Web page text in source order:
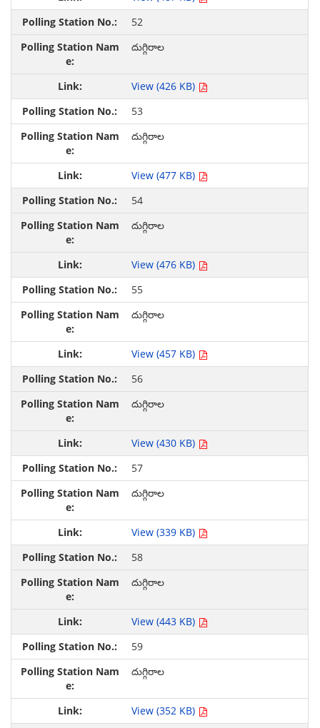
52
దుగ్గిరాల
View (426 KB)
53
దుగ్గిరాల
View (477 KB)
54
దుగ్గిరాల
View (476 KB)
55
దుగ్గిరాల
View (457 KB)
56
దుగ్గిరాల
View (430 KB)
57
దుగ్గిరాల
View (339 KB)
58
దుగ్గిరాల
View (443 KB)
59
దుగ్గిరాల
View (352 KB)